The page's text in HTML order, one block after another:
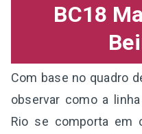
BC18
Com base no quadro
observar como a
Rio se comporta em